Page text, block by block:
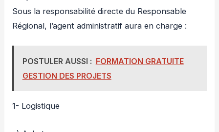
Sous la responsabilité directe du Responsable
Régional, l’agent administratif aura en charge :
POSTULER AUSSI : FORMATION GRATUITE
GESTION DES PROJETS
1- Logistique